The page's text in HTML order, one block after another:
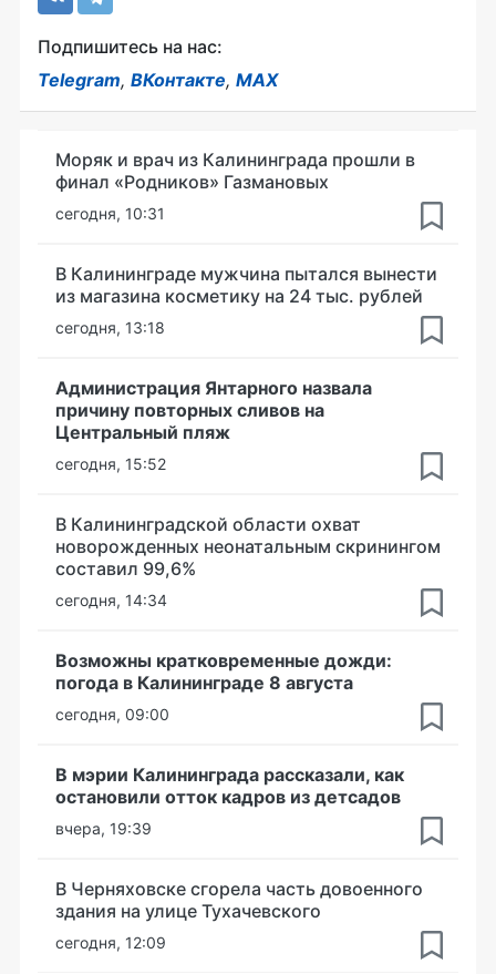
Подпишитесь на нас:
Telegram, ВКонтакте, MAX
Моряк и врач из Калининграда прошли в
финал «Родников» Газмановых
сегодня, 10:31
В Калининграде мужчина пытался вынести
из магазина косметику на 24 тыс. рублей
сегодня, 13:18
Администрация Янтарного назвала
причину повторных сливов на
Центральный пляж
сегодня, 15:52
В Калининградской области охват
новорожденных неонатальным скринингом
составил 99,6%
сегодня, 14:34
Возможны кратковременные дожди:
погода в Калининграде 8 августа
сегодня, 09:00
В мэрии Калининграда рассказали, как
остановили отток кадров из детсадов
вчера, 19:39
В Черняховске сгорела часть довоенного
здания на улице Тухачевского
сегодня, 12:09